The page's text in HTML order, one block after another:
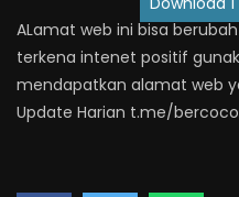
ALamat web ini bisa
terkena intenet positif
mendapatkan alamat web
Update Harian t.me/